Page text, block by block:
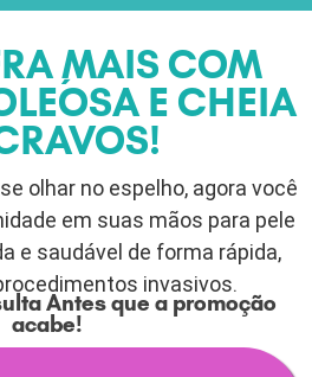
MAIS COM
E CHEIA
olhar no espelho, agora você
em suas mãos para pele
e saudável de forma rápida,
invasivos.
Antes que a promoção
acabe!